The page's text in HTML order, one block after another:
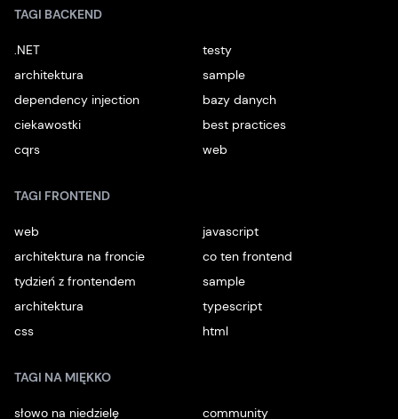
TAGI BACKEND
.NET
testy
architektura
sample
dependency injection
bazy danych
ciekawostki
best practices
cqrs
web
TAGI FRONTEND
web
javascript
architektura na froncie
co ten frontend
tydzień z frontendem
sample
architektura
typescript
css
html
TAGI NA MIĘKKO
słowo na niedzielę community